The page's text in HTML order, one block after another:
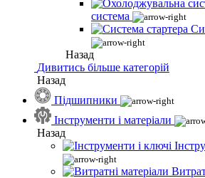
система
Назад
Дивитись більше категорій
Назад
Підшипники
Інструменти і матеріали
Назад